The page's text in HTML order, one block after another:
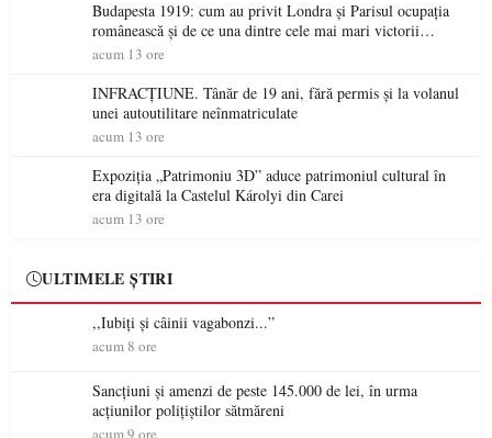
Budapesta 1919: cum au privit Londra și Parisul ocupația
românească și de ce una dintre cele mai mari victorii
militare ale României a devenit o controversă diplomatică
acum 13 ore
INFRACȚIUNE. Tânăr de 19 ani, fără permis și la volanul
unei autoutilitare neînmatriculate
acum 13 ore
Expoziția „Patrimoniu 3D” aduce patrimoniul cultural în
era digitală la Castelul Károlyi din Carei
acum 13 ore
ULTIMELE ȘTIRI
,,Iubiți și câinii vagabonzi...”
acum 8 ore
Sancțiuni și amenzi de peste 145.000 de lei, în urma
acțiunilor polițiștilor sătmăreni
acum 9 ore